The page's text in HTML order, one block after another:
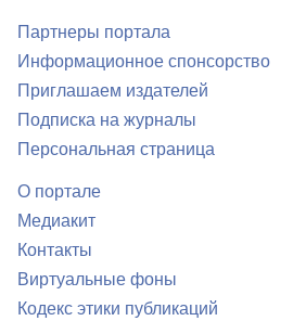
Партнеры портала
Информационное спонсорство
Приглашаем издателей
Подписка на журналы
Персональная страница
О портале
Медиакит
Контакты
Виртуальные фоны
Кодекс этики публикаций